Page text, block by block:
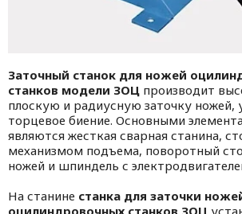
Заточный станок для ножей
станков модели ЗОЦ производит
плоскую и радиусную заточку ножей,
торцевое биение. Основными
являются жесткая сварная станина,
механизмом подъема, поворотный
ножей и шпиндель с
На станине станка для заточки